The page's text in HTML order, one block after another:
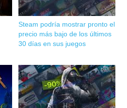
Steam podría mostrar pronto el
precio más bajo de los últimos
30 días en sus juegos